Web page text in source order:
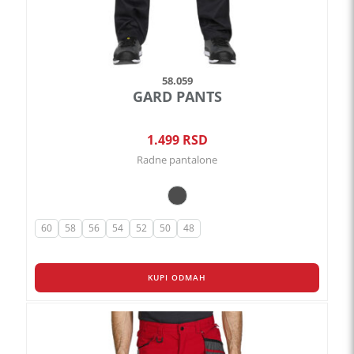
58.059
GARD PANTS
1.499 RSD
Radne pantalone
KUPI ODMAH
60 58 56 54 52 50 48